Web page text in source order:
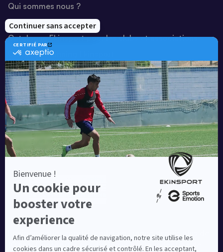
Qui sommes nous ?
Notre savoir-faire
Catalogue Ekinsport pour les clubs et associations
Catalogue running Ekinsport
Blog
Une société de :
Equipementier sportif leader en France depuis plus de
10 ans, Ekinsport a été distingué par la rédaction de